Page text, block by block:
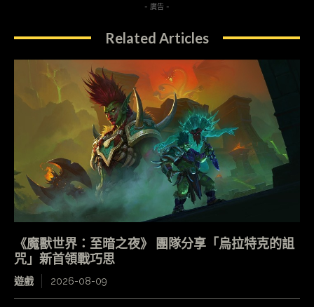
- 廣告 -
Related Articles
《魔獸世界：至暗之夜》 團隊分享「烏拉特克的詛
咒」新首領戰巧思
遊戲 2026-08-09